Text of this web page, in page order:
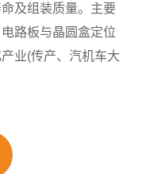
及组装质量。主要
路板与晶圆盒定位
业(传产、汽机车大